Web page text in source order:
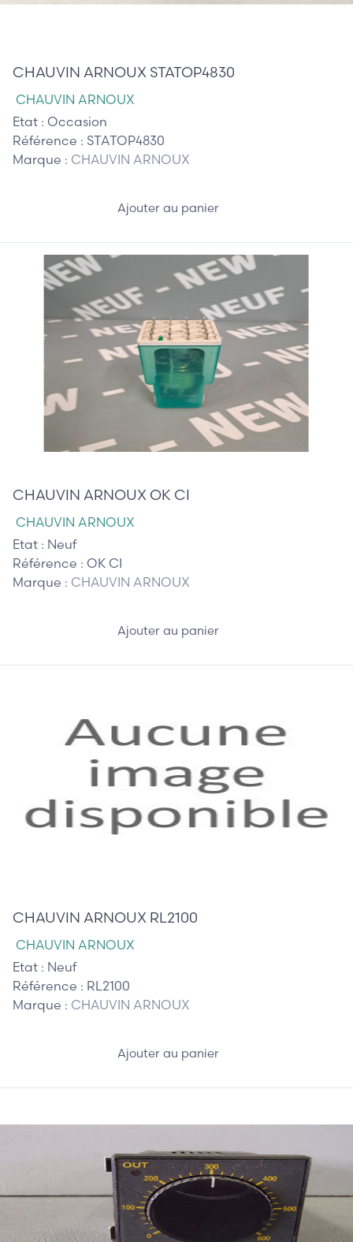
CHAUVIN ARNOUX STATOP4830
CHAUVIN ARNOUX
Etat : Occasion
Référence : STATOP4830
Marque : CHAUVIN ARNOUX
Ajouter au panier
CHAUVIN ARNOUX OK CI
CHAUVIN ARNOUX
Etat : Neuf
Référence : OK CI
Marque : CHAUVIN ARNOUX
Ajouter au panier
CHAUVIN ARNOUX RL2100
CHAUVIN ARNOUX
Etat : Neuf
Référence : RL2100
Marque : CHAUVIN ARNOUX
Ajouter au panier